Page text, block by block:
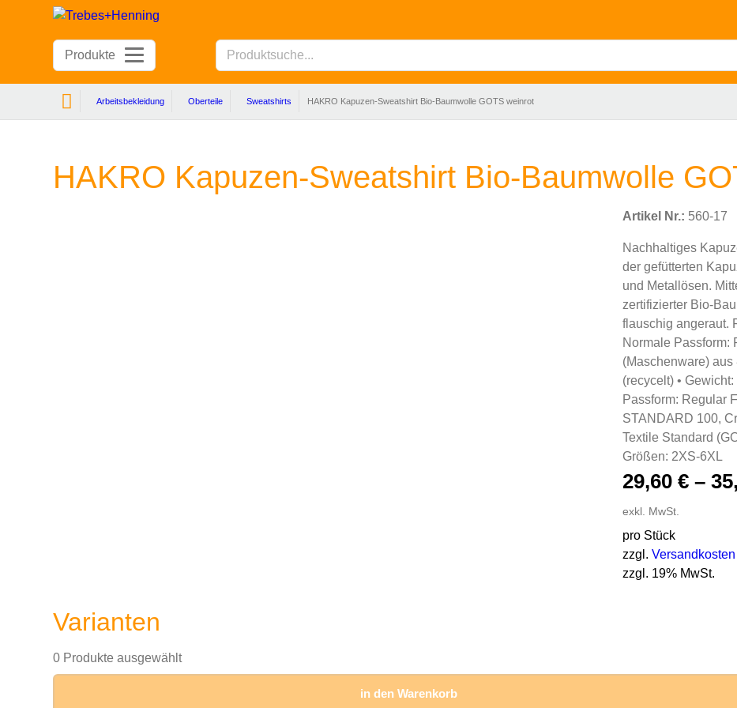
Produkte
Arbeitsbekleidung Oberteile Sweatshirts HAKRO Kapuzen-Sweatshirt Bio-Baumwolle GOTS weinrot
HAKRO Kapuzen-Sweatshirt Bio-Baumwolle
Artikel Nr.: 560-17
Nachhaltiges
der gefütterten
und Metallösen.
zertifizierter Bio-
flauschig angeraut.
Normale Passform:
(Maschenware)
(recycelt) •
Passform: Regular
STANDARD 100,
Textile Standard
Größen: 2XS-6XL
29,60 €–
exkl. MwSt.
pro Stück
zzgl. Versandkosten
zzgl. 19% MwSt.
Varianten
0 Produkte ausgewählt
in den Warenkorb